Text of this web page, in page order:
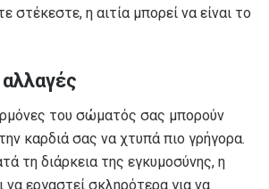
στέκεστε, η αιτία μπορεί να είναι το
του σώματός σας μπορούν
καρδιά σας να χτυπά πιο γρήγορα.
τη διάρκεια της εγκυμοσύνης, η
να εργαστεί σκληρότερα για να